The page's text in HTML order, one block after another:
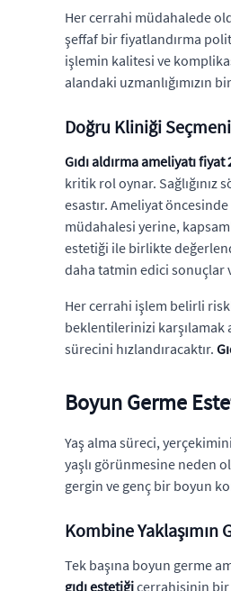
Her cerrahi müdahalede
şeffaf bir fiyatlandırma
işlemin kalitesi ve
alandaki uzmanlığımızın
Doğru Kliniği
Gıdı aldırma ameliyatı fiyat
kritik rol oynar.
esastır. Ameliyat
müdahalesi yerine,
estetiği ile birlikte
daha tatmin edici sonuçlar
Her cerrahi işlem belirli
beklentilerinizi karşılamak
sürecini hızlandıracaktır.
Boyun Germe
Yaş alma süreci,
yaşlı görünmesine neden
gergin ve genç bir boyun
Kombine Yaklaşımın
Tek başına boyun germe
gıdı estetiğicerrahisinin bir